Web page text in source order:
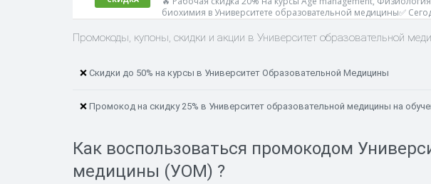
биохимия в Университете образовательной медицины✅
Промокоды, купоны, скидки и акции в Университет образовательной
❌ Скидки до 50% на курсы в Университет Образовательной Медицины
❌ Промокод на скидку 25% в Университет образовательной медицины на
Как воспользоваться промокодом
медицины (УОМ) ?